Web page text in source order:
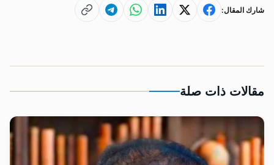
شارك المقال:
مقالات ذات صلة